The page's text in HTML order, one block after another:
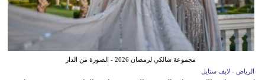
مجموعة شالكي لرمضان 2026 - الصورة من الدار
الرياض - لايف ستايل